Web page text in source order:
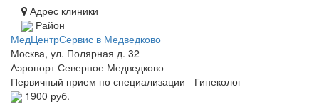
Адрес клиники
Район
МедЦентрСервис в Медведково
Москва, ул. Полярная д. 32
АэропортСеверное Медведково
Первичный прием по специализации - Гинеколог
1900 руб.